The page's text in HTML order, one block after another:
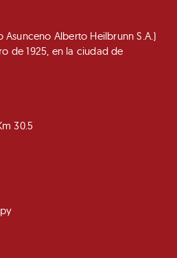
Asunceno Alberto Heilbrunn S.A.)
de 1925, en la ciudad de
30.5